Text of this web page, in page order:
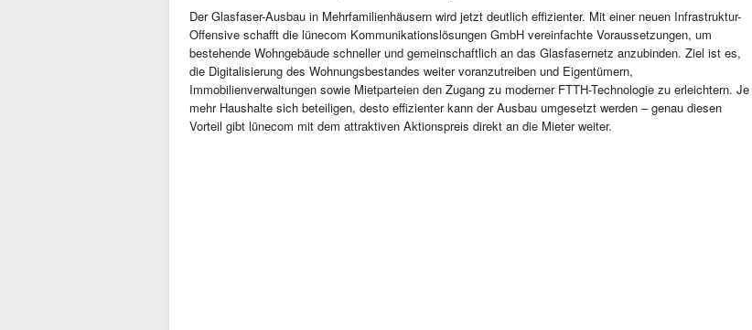
Der Glasfaser-Ausbau in Mehrfamilienhäusern wird jetzt deutlich effizienter. Mit einer neuen Infrastruktur-
Offensive schafft die lünecom Kommunikationslösungen GmbH vereinfachte Voraussetzungen, um
bestehende Wohngebäude schneller und gemeinschaftlich an das Glasfasernetz anzubinden. Ziel ist es,
die Digitalisierung des Wohnungsbestandes weiter voranzutreiben und Eigentümern,
Immobilienverwaltungen sowie Mietparteien den Zugang zu moderner FTTH-Technologie zu erleichtern. Je
mehr Haushalte sich beteiligen, desto effizienter kann der Ausbau umgesetzt werden – genau diesen
Vorteil gibt lünecom mit dem attraktiven Aktionspreis direkt an die Mieter weiter.